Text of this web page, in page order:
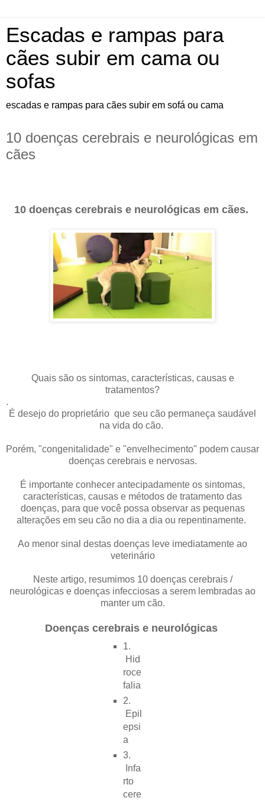
Escadas e rampas para
cães subir em cama ou
sofas
escadas e rampas para cães subir em sofá ou cama
10 doenças cerebrais e neurológicas em
cães
10 doenças cerebrais e neurológicas em cães.
Quais são os sintomas, características, causas e
tratamentos?
.
É desejo do proprietário que seu cão permaneça saudável
na vida do cão.
Porém, "congenitalidade" e "envelhecimento" podem causar
doenças cerebrais e nervosas.
É importante conhecer antecipadamente os sintomas,
características, causas e métodos de tratamento das
doenças, para que você possa observar as pequenas
alterações em seu cão no dia a dia ou repentinamente.
Ao menor sinal destas doenças leve imediatamente ao
veterinário
Neste artigo, resumimos 10 doenças cerebrais /
neurológicas e doenças infecciosas a serem lembradas ao
manter um cão.
Doenças cerebrais e neurológicas
1.
Hid
roce
falia
2.
Epil
epsi
a
3.
Infa
rto
cere